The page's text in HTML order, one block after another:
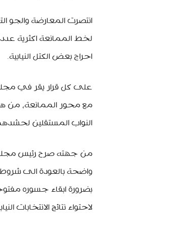
انتصرت المعارضة والجو
لخط الممانعة اكثرية
احراج بعض الكتل النيابية.
على كل قرار يقر في مجلس
مع محور الممانعة، من
النواب المستقلين
من جهته صرح رئيس مجلس
واضحة بالعودة الى شروط
بضرورة ابقاء جسوره
لاحتواء نتائج الانتخابات